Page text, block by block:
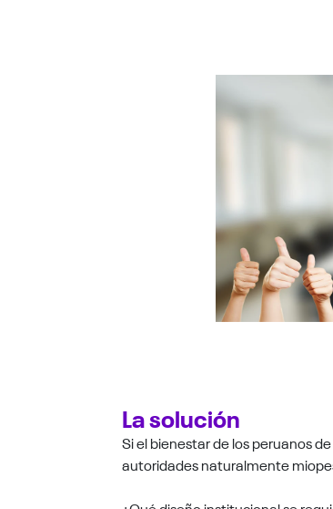
La solución
Si el bienestar de los peruanos
autoridades naturalmente